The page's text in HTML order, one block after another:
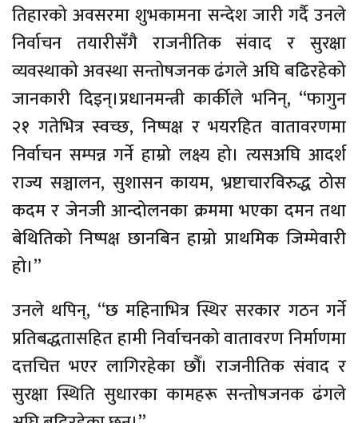
तिहारको अवसरमा शुभकामना सन्देश जारी गर्दै उनले
निर्वाचन तयारीसँगै राजनीतिक संवाद र सुरक्षा
व्यवस्थाको अवस्था सन्तोषजनक ढंगले अघि बढिरहेको
जानकारी दिइन्।प्रधानमन्त्री कार्कीले भनिन्, “फागुन
२१ गतेभित्र स्वच्छ, निष्पक्ष र भयरहित वातावरणमा
निर्वाचन सम्पन्न गर्ने हाम्रो लक्ष्य हो। त्यसअघि आदर्श
राज्य सञ्चालन, सुशासन कायम, भ्रष्टाचारविरुद्ध ठोस
कदम र जेनजी आन्दोलनका क्रममा भएका दमन तथा
बेथितिको निष्पक्ष छानबिन हाम्रो प्राथमिक जिम्मेवारी
हो।”
उनले थपिन्, “छ महिनाभित्र स्थिर सरकार गठन गर्ने
प्रतिबद्धतासहित हामी निर्वाचनको वातावरण निर्माणमा
दत्तचित्त भएर लागिरहेका छौँ। राजनीतिक संवाद र
सुरक्षा स्थिति सुधारका कामहरू सन्तोषजनक ढंगले